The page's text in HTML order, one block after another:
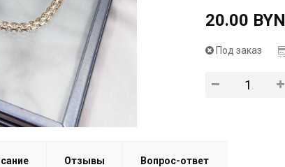
20.00 BYN
Под заказ
Отзывы Вопрос-ответ